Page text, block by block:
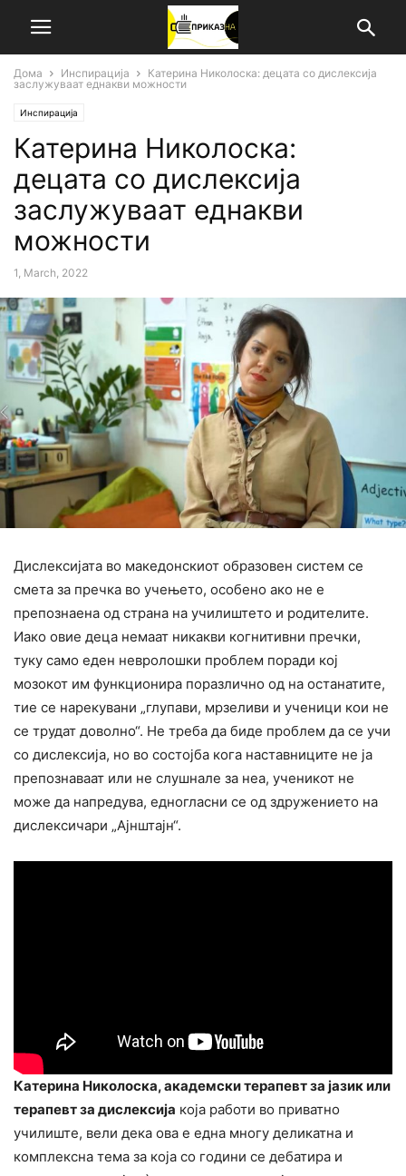
Дома Инспирација
Катерина Николоска: децата со дислексија
заслужуваат еднакви можности
Инспирација
Катерина Николоска:
децата со дислексија
заслужуваат еднакви
можности
1, March, 2022
Дислексијата во македонскиот образовен систем се
смета за пречка во учењето, особено ако не е
препознаена од страна на училиштето и родителите.
Иако овие деца немаат никакви когнитивни пречки,
туку само еден невролошки проблем поради кој
мозокот им функционира поразлично од на останатите,
тие се нарекувани „глупави, мрзеливи и ученици кои не
се трудат доволно“. Не треба да биде проблем да се учи
со дислексија, но во состојба кога наставниците не ја
препознаваат или не слушнале за неа, ученикот не
може да напредува, едногласни се од здружението на
дислексичари „Ајнштајн“.
Катерина Николоска, академски терапевт за јазик или
терапевт за дислексија која работи во приватно
училиште, вели дека ова е една многу деликатна и
комплексна тема за која со години се дебатира и